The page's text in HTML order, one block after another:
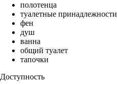
полотенца
туалетные принадлежности
фен
душ
ванна
общий туалет
тапочки
Доступность